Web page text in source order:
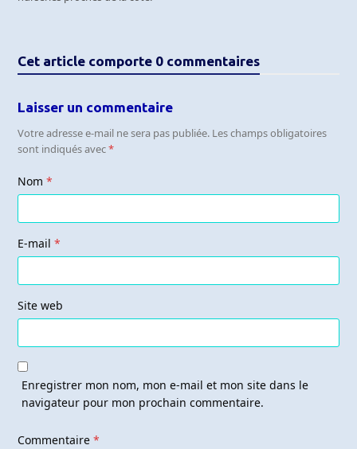
Cet article comporte 0 commentaires
Laisser un commentaire
Votre adresse e-mail ne sera pas publiée. Les champs obligatoires
sont indiqués avec*
Nom*
E-mail*
Site web
Enregistrer mon nom, mon e-mail et mon site dans le
navigateur pour mon prochain commentaire.
Commentaire*